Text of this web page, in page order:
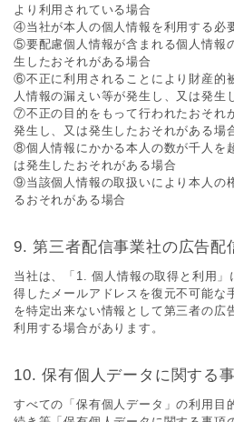
より利⽤されている場合
④当社が本⼈の個⼈情報を利⽤する必
⑤要配慮個⼈情報が含まれる個⼈情報
⽣したおそれがある場合
⑥不正に利⽤されることにより財産的
⼈情報の漏えい等が発⽣し、⼜は発⽣
⑦不正の⽬的をもって⾏われたおそれ
発⽣し、⼜は発⽣したおそれがある場
⑧個⼈情報にかかる本⼈の数が千⼈を
は発⽣したおそれがある場合
⑨当該個⼈情報の取扱いにより本⼈の
るおそれがある場合
第三者配信事業社の広告配
当社は、「1. 個⼈情報の取得と利⽤」
得したメールアドレスを復元不可能な
を特定出来ない情報として第三者の広
利⽤する場合があります。
保有個⼈データに関する
すべての「保有個⼈データ」の利⽤⽬